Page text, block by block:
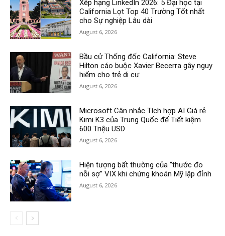
Xếp hạng LinkedIn 2026: 5 Đại học tại
California Lọt Top 40 Trường Tốt nhất
cho Sự nghiệp Lâu dài
August 6, 2026
Bầu cử Thống đốc California: Steve
Hilton cáo buộc Xavier Becerra gây nguy
hiểm cho trẻ di cư
August 6, 2026
Microsoft Cân nhắc Tích hợp AI Giá rẻ
Kimi K3 của Trung Quốc để Tiết kiệm
600 Triệu USD
August 6, 2026
Hiện tượng bất thường của “thước đo
nỗi sợ” VIX khi chứng khoán Mỹ lập đỉnh
August 6, 2026